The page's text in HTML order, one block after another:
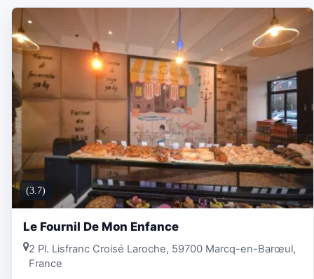
(3.7)
Le Fournil De Mon Enfance
2 Pl. Lisfranc Croisé Laroche, 59700 Marcq-en-Barœul,
France